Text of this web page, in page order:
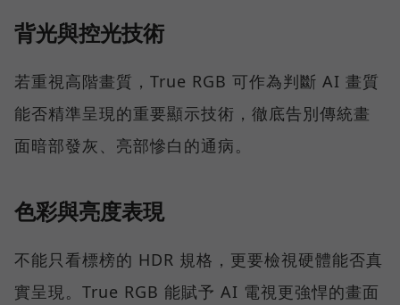
背光與控光技術
若重視高階畫質，True RGB 可作為判斷 AI 畫質
能否精準呈現的重要顯示技術，徹底告別傳統畫
面暗部發灰、亮部慘白的通病。
色彩與亮度表現
不能只看標榜的 HDR 規格，更要檢視硬體能否真
實呈現。True RGB 能賦予 AI 電視更強悍的畫面